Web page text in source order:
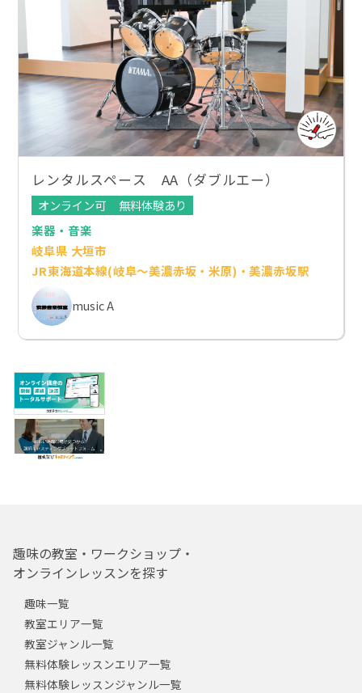
レンタルスペース AA（ダブルエー）
オンライン可
無料体験あり
楽器・音楽
岐阜県 大垣市
JR東海道本線(岐阜～美濃赤坂・米原)・美濃赤坂駅
music A
趣味の教室・ワークショップ・
オンラインレッスンを探す
趣味一覧
教室エリア一覧
教室ジャンル一覧
無料体験レッスンエリア一覧
無料体験レッスンジャンル一覧